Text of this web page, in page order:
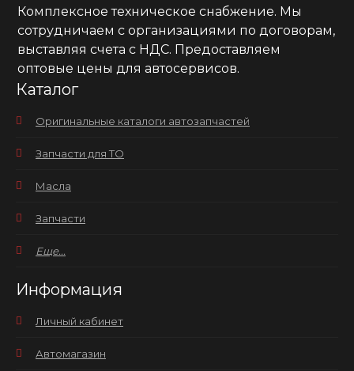
Комплексное техническое снабжение. Мы
сотрудничаем с организациями по договорам,
выставляя счета с НДС. Предоставляем
оптовые цены для автосервисов.
Каталог
Оригинальные каталоги автозапчастей
Запчасти для ТО
Масла
Запчасти
Еще...
Информация
Личный кабинет
Автомагазин